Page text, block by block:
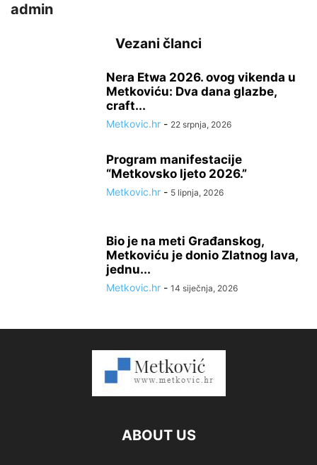
admin
Vezani članci
Nera Etwa 2026. ovog vikenda u
Metkoviću: Dva dana glazbe,
craft...
Metkovic.hr - 22 srpnja, 2026
Program manifestacije
“Metkovsko ljeto 2026.”
Metkovic.hr - 5 lipnja, 2026
Bio je na meti Građanskog,
Metkoviću je donio Zlatnog lava,
jednu...
Metkovic.hr - 14 siječnja, 2026
ABOUT US